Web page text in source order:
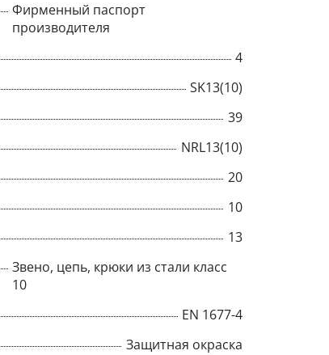
Фирменный паспорт
производителя
4
SK13(10)
39
NRL13(10)
20
10
13
Звено, цепь, крюки из стали класс
10
EN 1677-4
Защитная окраска
Popup
Title
Popup Content